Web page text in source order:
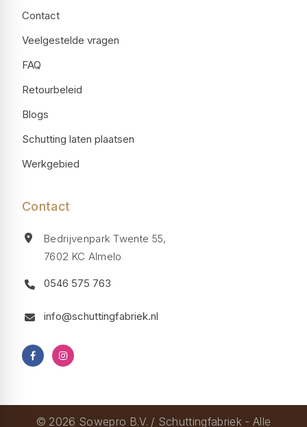
Contact
Veelgestelde vragen
FAQ
Retourbeleid
Blogs
Schutting laten plaatsen
Werkgebied
Contact
Bedrijvenpark Twente 55,
7602 KC Almelo
0546 575 763
info@schuttingfabriek.nl
© 2026 Sowepro B.V. / Schuttingfabriek - Alle